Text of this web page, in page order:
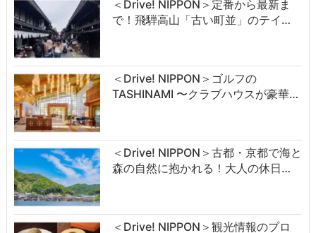
＜Drive! NIPPON＞定番から最新ま
で！飛騨高山「古い町並」のテイ…
＜Drive! NIPPON＞ゴルフの
TASHINAMI 〜クラブハウスが豪華…
＜Drive! NIPPON＞古都・京都で海と
森の自然に抱かれる！大人の休日…
＜Drive! NIPPON＞観光情報のプロ